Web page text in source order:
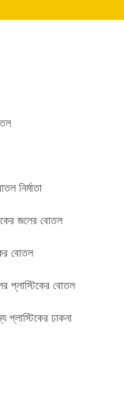
নির্মাতা
জলের বোতল
বোতল
প্লাস্টিকের বোতল
প্লাস্টিকের ঢাকনা